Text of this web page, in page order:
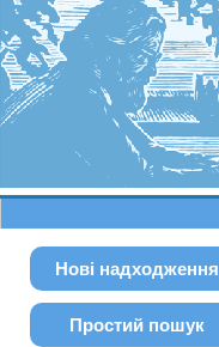
Нові надходження
Простий пошук